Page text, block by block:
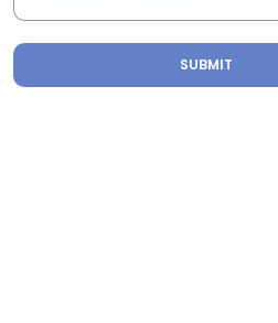
SUBMIT